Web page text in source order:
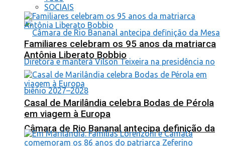
Câmara de Rio Bananal antecipa definição da
SOCIAIS
Familiares celebram os 95 anos da matriarca
Antônia Liberato Bobbio
Casal de Marilândia celebra Bodas de Pérola
em viagem à Europa